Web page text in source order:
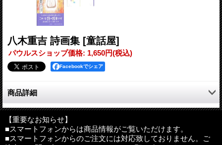
八木重吉 詩画集 [童話屋]
パウルスショップ価格: 1,650円(税込)
Facebookでシェア
商品詳細
これは一冊の詩集であり、詩の絵本でもあります
「詩に絵はいらない」と思いつづけていましたが、八木重吉の詩
集に取り組んで十年。
【重要なお知らせ】
■スマートフォンからは商品情報がご覧いただけます。
■スマートフォンからのご注文には対応致しておりません。ご